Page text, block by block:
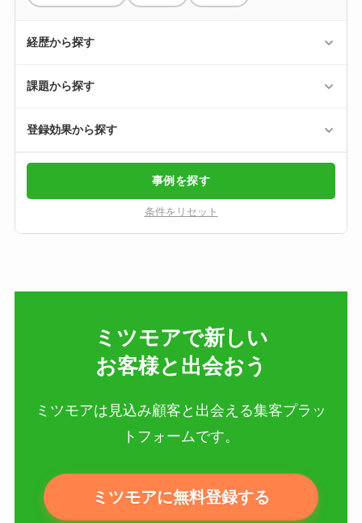
経歴から探す
課題から探す
登録効果から探す
事例を探す
条件をリセット
ミツモアで新しい​
お客様と出会おう
ミツモアは見込み顧客と出会える集客プラッ
トフォームです。
ミツモアに無料登録する